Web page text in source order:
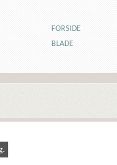
FORSIDE
BLADE